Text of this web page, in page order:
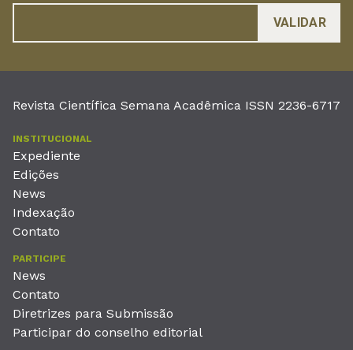
Revista Científica Semana Acadêmica ISSN 2236-6717
INSTITUCIONAL
Expediente
Edições
News
Indexação
Contato
PARTICIPE
News
Contato
Diretrizes para Submissão
Participar do conselho editorial